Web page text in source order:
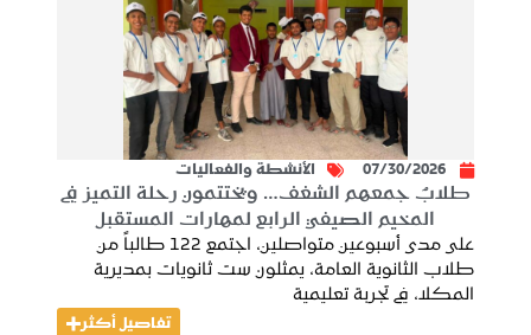
07/30/2026 الأنشطة والفعاليات
طلابٌ جمعهم الشغف… ويختتمون رحلة التميز في
المخيم الصيفي الرابع لمهارات المستقبل
على مدى أسبوعين متواصلين، اجتمع 122 طالباً من
طلاب الثانوية العامة، يمثلون ست ثانويات بمديرية
المكلا، في تجربة تعليمية
تفاصيل أكثر